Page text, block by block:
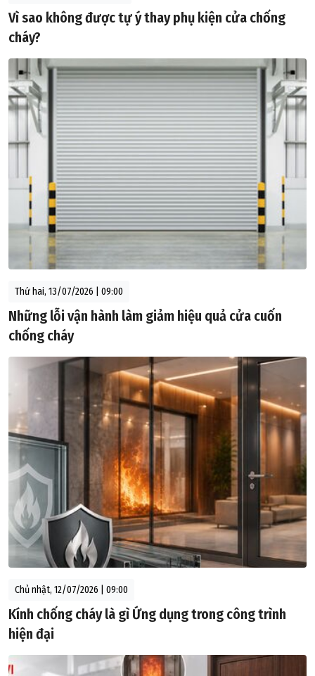
Vì sao không được tự ý thay phụ kiện cửa chống
cháy?
Thứ hai, 13/07/2026 | 09:00
Những lỗi vận hành làm giảm hiệu quả cửa cuốn
chống cháy
Chủ nhật, 12/07/2026 | 09:00
Kính chống cháy là gì Ứng dụng trong công trình
hiện đại